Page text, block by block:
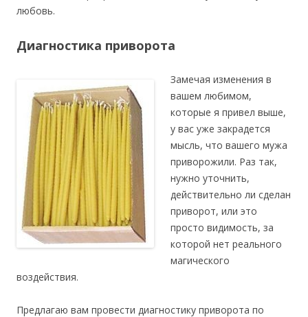
любовь.
Диагностика приворота
Замечая изменения в
вашем любимом,
которые я привел выше,
у вас уже закрадется
мысль, что вашего мужа
приворожили. Раз так,
нужно уточнить,
действительно ли сделан
приворот, или это
просто видимость, за
которой нет реального
магического
воздействия.
Предлагаю вам провести диагностику приворота по